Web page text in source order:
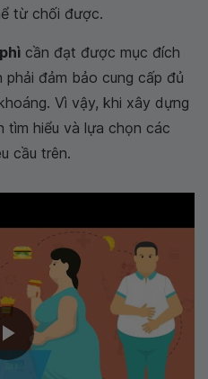
từ chối được.
cần đạt được mục đích
phải đảm bảo cung cấp đủ
Vì vậy, khi xây dựng
tìm hiểu và lựa chọn các
cầu trên.